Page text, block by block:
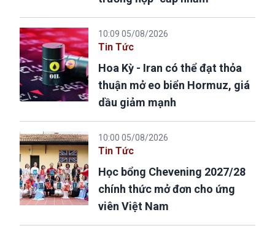
10:09 05/08/2026
Tin Tức
Hoa Kỳ - Iran có thể đạt thỏa
thuận mở eo biển Hormuz, giá
dầu giảm mạnh
10:00 05/08/2026
Tin Tức
Học bổng Chevening 2027/28
chính thức mở đơn cho ứng
viên Việt Nam